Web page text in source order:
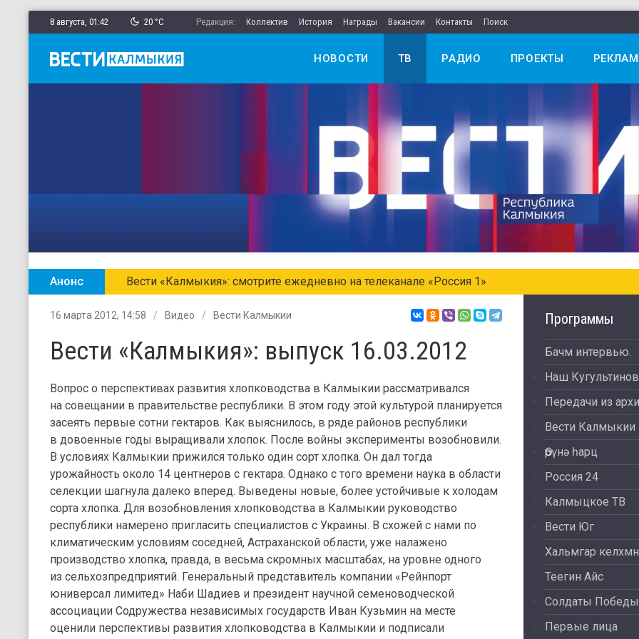
8 августа, 01 :42 20 °C Редакция: Коллектив История Награды Вакансии Контакты Поиск
НОВОСТИ ТВ РАДИО ПРОЕКТЫ
Анонс Главные новости Калмыкии в еженедельном выпуске «Местное время. Воскресенье»
16 марта 2012, 14:58 Видео Вести Калмыкии
Вести «Калмыкия»: выпуск 16.03.2012
Вопрос о перспективах развития хлопководства в Калмыкии рассматривался
на совещании в правительстве республики. В этом году этой культурой планируется
засеять первые сотни гектаров. Как выяснилось, в ряде районов республики
в довоенные годы выращивали хлопок. После войны эксперименты возобновили.
В условиях Калмыкии прижился только один сорт хлопка. Он дал тогда
урожайность около 14 центнеров с гектара. Однако с того времени наука в области
селекции шагнула далеко вперед. Выведены новые, более устойчивые к холодам
сорта хлопка. Для возобновления хлопководства в Калмыкии руководство
республики намерено пригласить специалистов с Украины. В схожей с нами по
климатическим условиям соседней, Астраханской области, уже налажено
производство хлопка, правда, в весьма скромных масштабах, на уровне одного
из сельхозпредприятий. Генеральный представитель компании «Рейнпорт
юниверсал лимитед» Наби Шадиев и президент научной семеноводческой
ассоциации Содружества независимых государств Иван Кузьмин на месте
оценили перспективы развития хлопководства в Калмыкии и подписали
Программы
Бачм интервью.
Наш Кугультинов
Передачи из
Вести Калмыкии
Өрүнә һарц
Россия 24
Калмыцкое ТВ
Вести Юг
Хальмгар келхмн
Теегин Айс
Солдаты Победы
Первые лица